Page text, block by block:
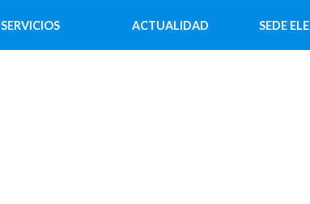
SERVICIOS ACTUALIDAD SEDE